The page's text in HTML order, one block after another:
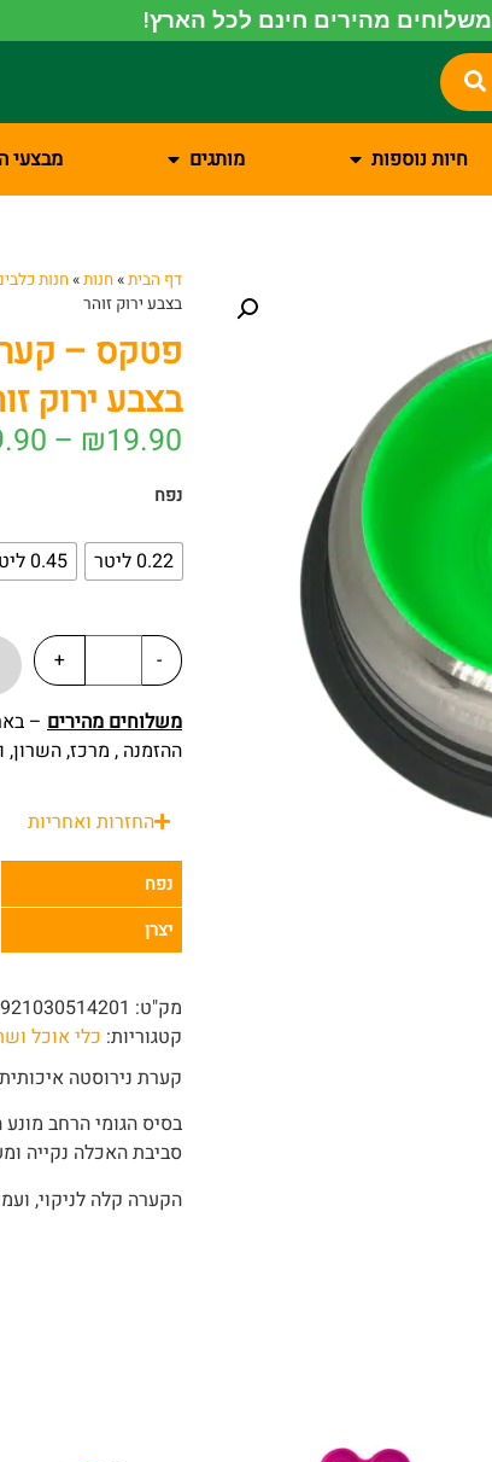
משלוחים מהירים חינם לכל הארץ!
חיות נוספות מותגים מבצעי
דף הבית»חנות»חנות
בצבע ירוק זוהר
פטקס –
בצבע ירוק
₪19.90
–
נפח
0.22 ליטר 0.45 ליטר
-
+
משלוחים מהירים
ההזמנה , מרכז, השרון, וצפון 48 שעות
החזרות ואחריות
נפח
יצרן
מק"ט:
קטגוריות: כלי אוכל
קערת נירוסטה
בסיס הגומי הרחב
סביבת האכלה נקייה
הקערה קלה לניקוי,